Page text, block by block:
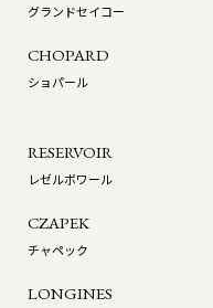
グランドセイコー
CHOPARD
ショパール
RESERVOIR
レゼルボワール
CZAPEK
チャペック
LONGINES